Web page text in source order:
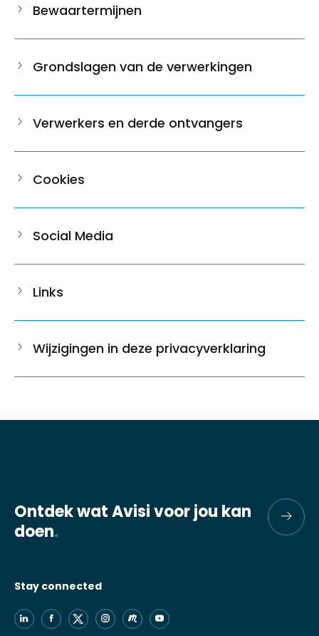
Bewaartermijnen
Grondslagen van de verwerkingen
Verwerkers en derde ontvangers
Cookies
Social Media
Links
Wijzigingen in deze privacyverklaring
Ontdek wat Avisi voor jou kan
doen.
Stay connected